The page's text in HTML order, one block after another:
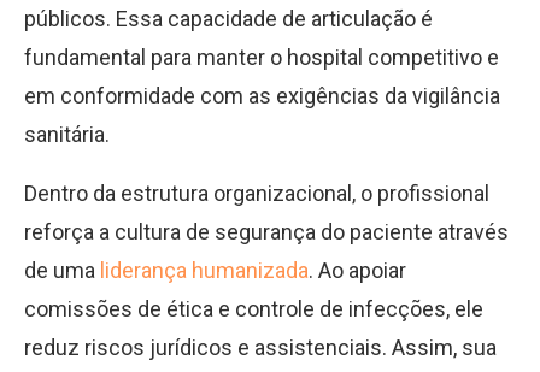
públicos. Essa capacidade de articulação é
fundamental para manter o hospital competitivo e
em conformidade com as exigências da vigilância
sanitária.
Dentro da estrutura organizacional, o profissional
reforça a cultura de segurança do paciente através
de uma liderança humanizada. Ao apoiar
comissões de ética e controle de infecções, ele
reduz riscos jurídicos e assistenciais. Assim, sua